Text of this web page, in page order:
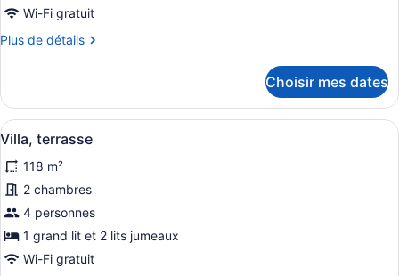
type
chambre :
bord
de
la
piscine
Wi-Fi gratuit
Plus de détails
Plus
Villa,
au
bord
la
piscine
Choisir mes dates
Afficher
toutes
les
photos
pour
ce
type
Un grand espace de vie
14
Villa, terrasse
118 m²
2 chambres
4 personnes
1 grand lit et 2 lits jumeaux
Wi-Fi gratuit